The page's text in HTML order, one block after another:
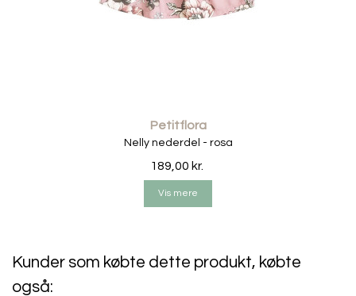
40 grader. Er de ikke synderlig snavset anbefaler jeg at
Petitflora
Nelly nederdel - rosa
189,00 kr.
Vis mere
Kunder som købte dette produkt, købte
også: